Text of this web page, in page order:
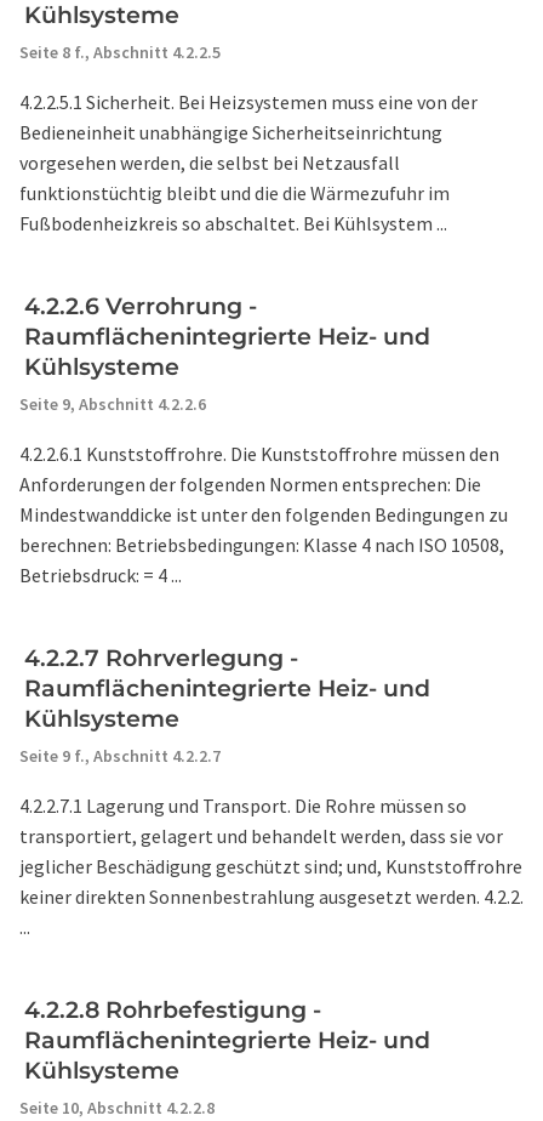
Kühlsysteme
Seite 8 f., Abschnitt 4.2.2.5
4.2.2.5.1 Sicherheit. Bei Heizsystemen muss eine von der
Bedieneinheit unabhängige Sicherheitseinrichtung
vorgesehen werden, die selbst bei Netzausfall
funktionstüchtig bleibt und die die Wärmezufuhr im
Fußbodenheizkreis so abschaltet. Bei Kühlsystem ...
4.2.2.6 Verrohrung -
Raumflächenintegrierte Heiz- und
Kühlsysteme
Seite 9, Abschnitt 4.2.2.6
4.2.2.6.1 Kunststoffrohre. Die Kunststoffrohre müssen den
Anforderungen der folgenden Normen entsprechen: Die
Mindestwanddicke ist unter den folgenden Bedingungen zu
berechnen: Betriebsbedingungen: Klasse 4 nach ISO 10508,
Betriebsdruck: = 4 ...
4.2.2.7 Rohrverlegung -
Raumflächenintegrierte Heiz- und
Kühlsysteme
Seite 9 f., Abschnitt 4.2.2.7
4.2.2.7.1 Lagerung und Transport. Die Rohre müssen so
transportiert, gelagert und behandelt werden, dass sie vor
jeglicher Beschädigung geschützt sind; und, Kunststoffrohre
keiner direkten Sonnenbestrahlung ausgesetzt werden. 4.2.2.
...
4.2.2.8 Rohrbefestigung -
Raumflächenintegrierte Heiz- und
Kühlsysteme
Seite 10, Abschnitt 4.2.2.8